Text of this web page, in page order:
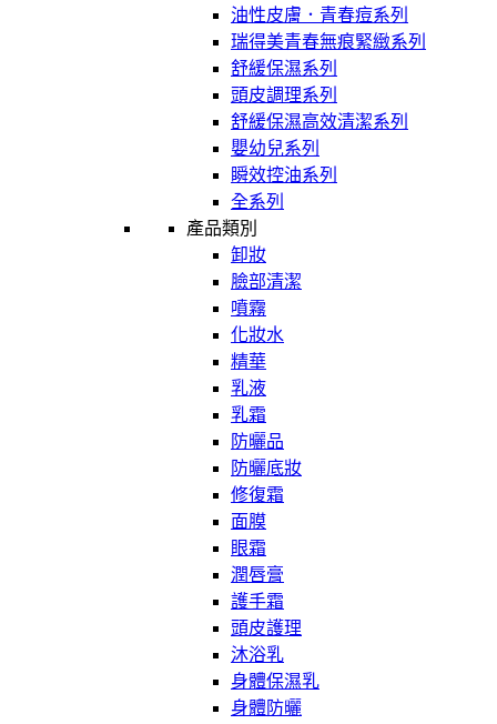
油性皮膚．青春痘系列
瑞得美青春無痕緊緻系列
舒緩保濕系列
頭皮調理系列
舒緩保濕高效清潔系列
嬰幼兒系列
瞬效控油系列
全系列
產品類別
卸妝
臉部清潔
噴霧
化妝水
精華
乳液
乳霜
防曬品
防曬底妝
修復霜
面膜
眼霜
潤唇膏
護手霜
頭皮護理
沐浴乳
身體保濕乳
身體防曬